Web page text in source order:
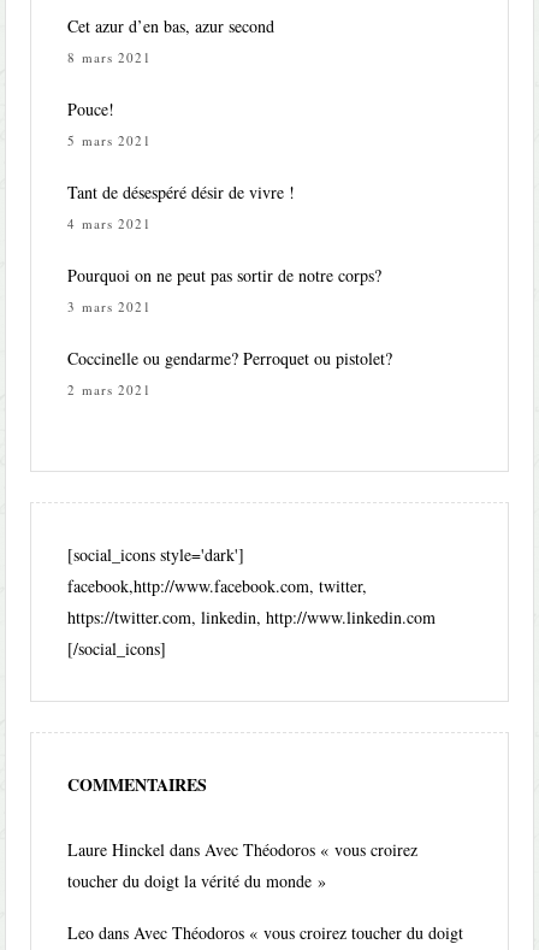
Cet azur d’en bas, azur second
8 mars 2021
Pouce!
5 mars 2021
Tant de désespéré désir de vivre !
4 mars 2021
Pourquoi on ne peut pas sortir de notre corps?
3 mars 2021
Coccinelle ou gendarme? Perroquet ou pistolet?
2 mars 2021
[social_icons style='dark']
facebook,http://www.facebook.com, twitter,
https://twitter.com, linkedin, http://www.linkedin.com
[/social_icons]
COMMENTAIRES
Laure Hinckel dansAvec Théodoros « vous croirez
toucher du doigt la vérité du monde »
Leo dansAvec Théodoros « vous croirez toucher du doigt